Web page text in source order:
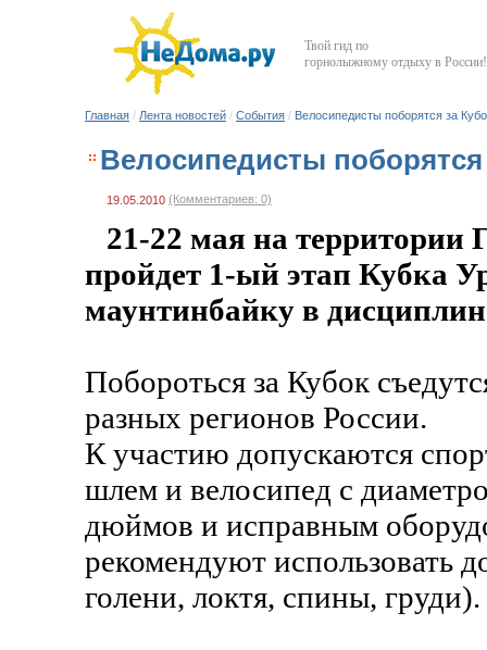
Твой гид по
горнолыжному отдыху в России!
Главная / Лента новостей / События / Велосипедисты поборятся за
Велосипедисты
19.05.2010 (Комментариев: 0)
21-22 мая на
пройдет 1-ый этап Кубка
маунтинбайку в
Побороться за Кубок
разных регионов России.
К участию допускаются
шлем и велосипед с
дюймов и исправным
рекомендуют использовать
голени, локтя, спины, груди).